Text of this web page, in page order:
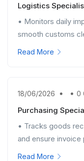
Logistics
• Monitors daily
smooth customs
Read More
18/06/2026 0
Purchasing
• Tracks goods
and ensure invoice
Read More